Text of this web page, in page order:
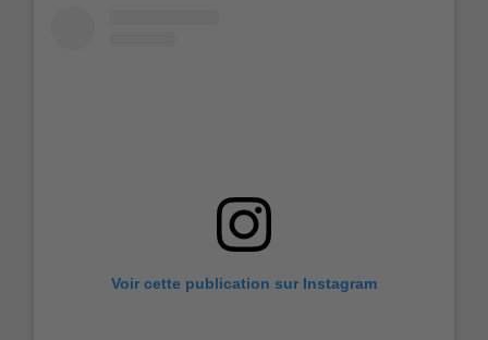
Voir cette publication sur Instagram